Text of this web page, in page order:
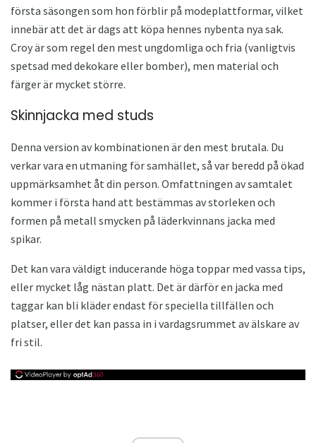
första säsongen som hon förblir på modeplattformar, vilket
innebär att det är dags att köpa hennes nybenta nya sak.
Croy är som regel den mest ungdomliga och fria (vanligtvis
spetsad med dekokare eller bomber), men material och
färger är mycket större.
Skinnjacka med studs
Denna version av kombinationen är den mest brutala. Du
verkar vara en utmaning för samhället, så var beredd på ökad
uppmärksamhet åt din person. Omfattningen av samtalet
kommer i första hand att bestämmas av storleken och
formen på metall smycken på läderkvinnans jacka med
spikar.
Det kan vara väldigt inducerande höga toppar med vassa tips,
eller mycket låg nästan platt. Det är därför en jacka med
taggar kan bli kläder endast för speciella tillfällen och
platser, eller det kan passa in i vardagsrummet av älskare av
fri stil.